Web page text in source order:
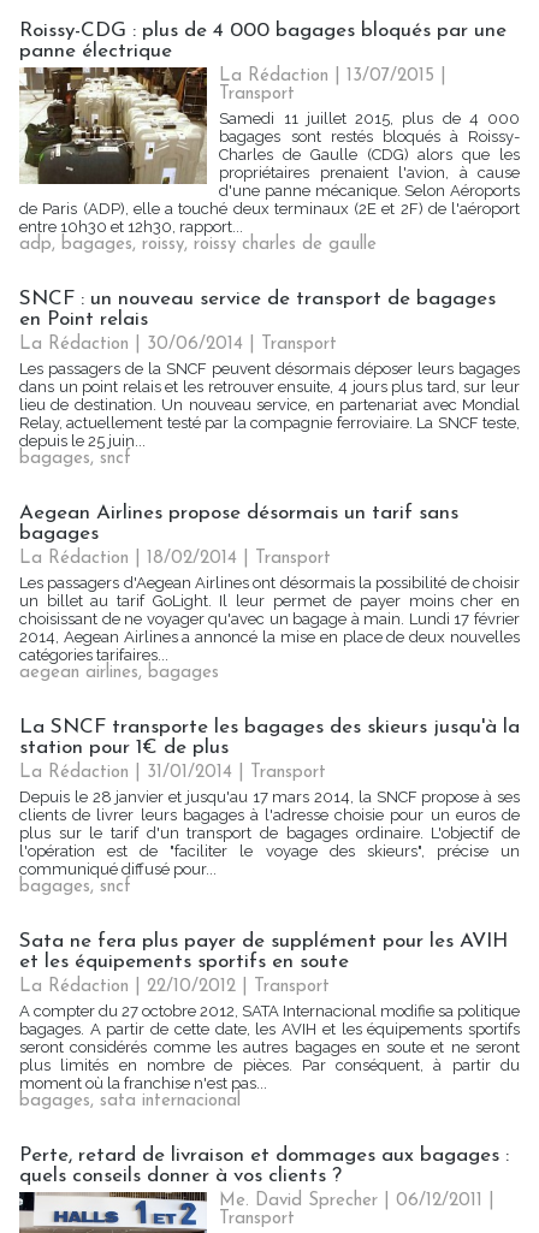
Roissy-CDG : plus de 4 000 bagages bloqués par une
panne électrique
La Rédaction | 13/07/2015
Transport
Samedi 11 juillet 2015, plus de 4 000
bagages sont restés bloqués à Roissy-
Charles de Gaulle (CDG) alors que les
propriétaires prenaient l'avion, à cause
d'une panne mécanique. Selon Aéroports
de Paris (ADP), elle a touché deux terminaux (2E et 2F) de l'aéroport
entre 10h30 et 12h30, rapport...
adp, bagages, roissy, roissy charles de gaulle
SNCF : un nouveau service de transport de bagages
en Point relais
La Rédaction | 30/06/2014
Transport
Les passagers de la SNCF peuvent désormais déposer leurs bagages
dans un point relais et les retrouver ensuite, 4 jours plus tard, sur leur
lieu de destination. Un nouveau service, en partenariat avec Mondial
Relay, actuellement testé par la compagnie ferroviaire. La SNCF teste,
depuis le 25 juin...
bagages, sncf
Aegean Airlines propose désormais un tarif sans
bagages
La Rédaction | 18/02/2014
Transport
Les passagers d'Aegean Airlines ont désormais la possibilité de choisir
un billet au tarif GoLight. Il leur permet de payer moins cher en
choisissant de ne voyager qu'avec un bagage à main. Lundi 17 février
2014, Aegean Airlines a annoncé la mise en place de deux nouvelles
catégories tarifaires...
aegean airlines, bagages
La SNCF transporte les bagages des skieurs jusqu'à la
station pour 1€ de plus
La Rédaction | 31/01/2014
Transport
Depuis le 28 janvier et jusqu'au 17 mars 2014, la SNCF propose à ses
clients de livrer leurs bagages à l'adresse choisie pour un euros de
plus sur le tarif d'un transport de bagages ordinaire. L'objectif de
l'opération est de "faciliter le voyage des skieurs", précise un
communiqué diffusé pour...
bagages, sncf
Sata ne fera plus payer de supplément pour les AVIH
et les équipements sportifs en soute
La Rédaction | 22/10/2012
Transport
A compter du 27 octobre 2012, SATA Internacional modifie sa politique
bagages. A partir de cette date, les AVIH et les équipements sportifs
seront considérés comme les autres bagages en soute et ne seront
plus limités en nombre de pièces. Par conséquent, à partir du
moment où la franchise n'est pas...
bagages, sata internacional
Perte, retard de livraison et dommages aux bagages :
quels conseils donner à vos clients ?
Me. David Sprecher | 06/12/2011
Transport